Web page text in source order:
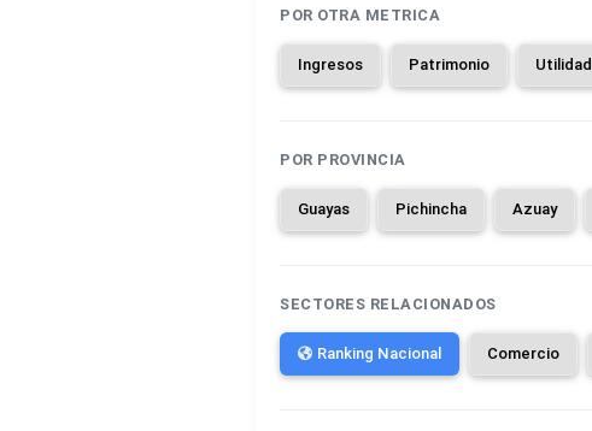
POR OTRA METRICA
Ingresos Patrimonio Utilidad
POR PROVINCIA
Guayas Pichincha Azuay
SECTORES RELACIONADOS
Ranking Nacional Comercio